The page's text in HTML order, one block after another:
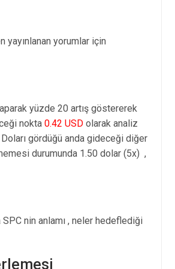
yayınlanan yorumlar için
yüzde 20 artış göstererek
nokta 0.42 USD olarak analiz
gördüğü anda gideceği diğer
durumunda 1.50 dolar (5x) ,
nin anlamı , neler hedeflediği